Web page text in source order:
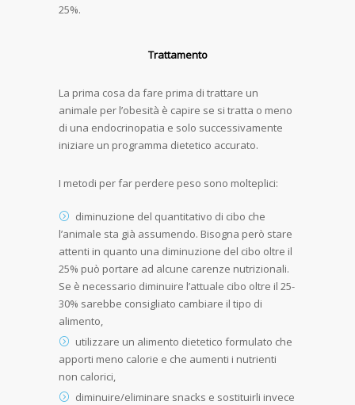
25%.
Trattamento
La prima cosa da fare prima di trattare un
animale per l’obesità è capire se si tratta o meno
di una endocrinopatia e solo successivamente
iniziare un programma dietetico accurato.
I metodi per far perdere peso sono molteplici:
diminuzione del quantitativo di cibo che
l’animale sta già assumendo. Bisogna però stare
attenti in quanto una diminuzione del cibo oltre il
25% può portare ad alcune carenze nutrizionali.
Se è necessario diminuire l’attuale cibo oltre il 25-
30% sarebbe consigliato cambiare il tipo di
alimento,
utilizzare un alimento dietetico formulato che
apporti meno calorie e che aumenti i nutrienti
non calorici,
diminuire/eliminare snacks e sostituirli invece